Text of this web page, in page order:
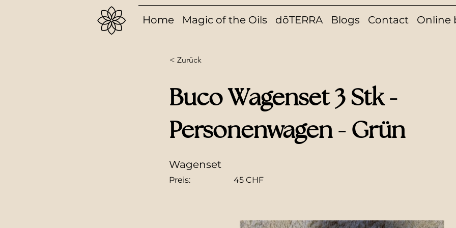
Home Magic of the Oils dōTERRA Blogs Contact Online
< Zurück
Buco Wagenset 3 Stk -
Personenwagen - Grün
Wagenset
Preis: 45 CHF